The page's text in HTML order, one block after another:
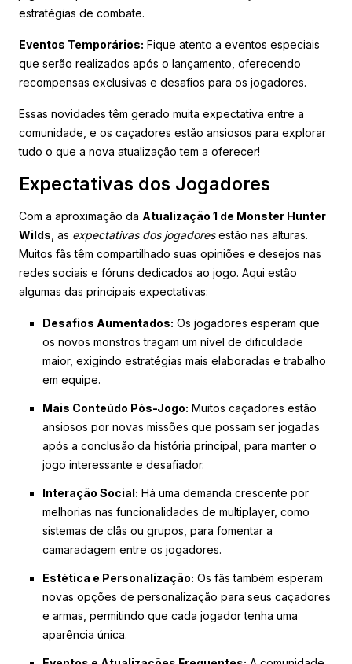
estratégias de combate.
Eventos Temporários: Fique atento a eventos especiais
que serão realizados após o lançamento, oferecendo
recompensas exclusivas e desafios para os jogadores.
Essas novidades têm gerado muita expectativa entre a
comunidade, e os caçadores estão ansiosos para explorar
tudo o que a nova atualização tem a oferecer!
Expectativas dos Jogadores
Com a aproximação da Atualização 1 de Monster Hunter
Wilds , as expectativas dos jogadoresestão nas alturas.
Muitos fãs têm compartilhado suas opiniões e desejos nas
redes sociais e fóruns dedicados ao jogo. Aqui estão
algumas das principais expectativas:
Desafios Aumentados: Os jogadores esperam que
os novos monstros tragam um nível de dificuldade
maior, exigindo estratégias mais elaboradas e trabalho
em equipe.
Mais Conteúdo Pós-Jogo: Muitos caçadores estão
ansiosos por novas missões que possam ser jogadas
após a conclusão da história principal, para manter o
jogo interessante e desafiador.
Interação Social: Há uma demanda crescente por
melhorias nas funcionalidades de multiplayer, como
sistemas de clãs ou grupos, para fomentar a
camaradagem entre os jogadores.
Estética e Personalização: Os fãs também esperam
novas opções de personalização para seus caçadores
e armas, permitindo que cada jogador tenha uma
aparência única.